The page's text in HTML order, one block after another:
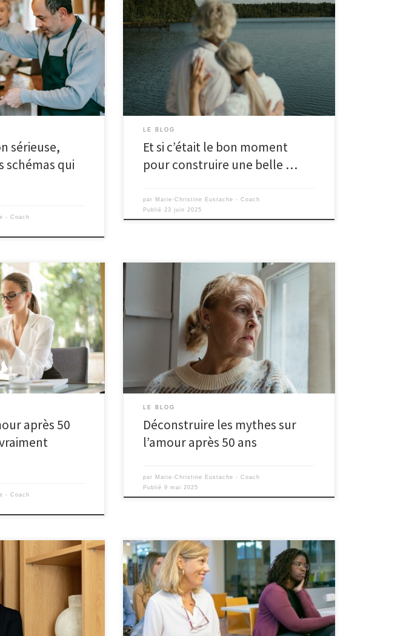
sérieuse,
schémas qui
- Coach
LE BLOG
Et si c’était le bon moment
pour construire une belle …
par Marie-Christine Eustache - Coach
Publié 23 juin 2025
après 50
- Coach
LE BLOG
Déconstruire les mythes sur
l’amour après 50 ans
par Marie-Christine Eustache - Coach
Publié9 mai 2025
Oser demander : le secret pour créer des
opportunités. Je me rends compte que l’une des
grandes difficultés d’un certain nombre de femmes,
que je rencontre, réside en ce point : oser demander.
Le premier pas vers la construction d’une relation
amoureuse. Bien souvent, elles n’osent pas demander